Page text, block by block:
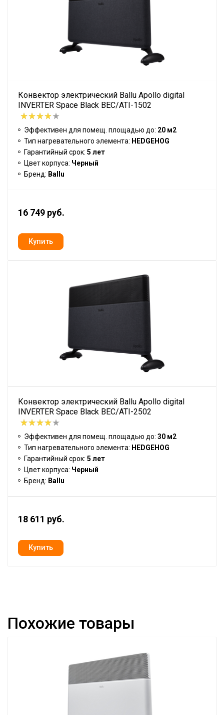
Конвектор электрический Ballu Apollo digital
INVERTER Space Black BEC/ATI-1502
Эффективен для помещ. площадью до: 20 м2
Тип нагревательного элемента: HEDGEHOG
Гарантийный срок: 5 лет
Цвет корпуса: Черный
Бренд: Ballu
16 749 руб.
Конвектор электрический Ballu Apollo digital
INVERTER Space Black BEC/ATI-2502
Эффективен для помещ. площадью до: 30 м2
Тип нагревательного элемента: HEDGEHOG
Гарантийный срок: 5 лет
Цвет корпуса: Черный
Бренд: Ballu
18 611 руб.
Похожие товары